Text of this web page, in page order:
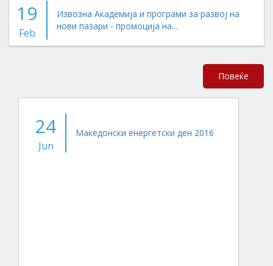
19
Feb
Извозна Академија и програми за развој на
нови пазари - промоција на...
Повеќе
24
Jun
Македонски енергетски ден 2016